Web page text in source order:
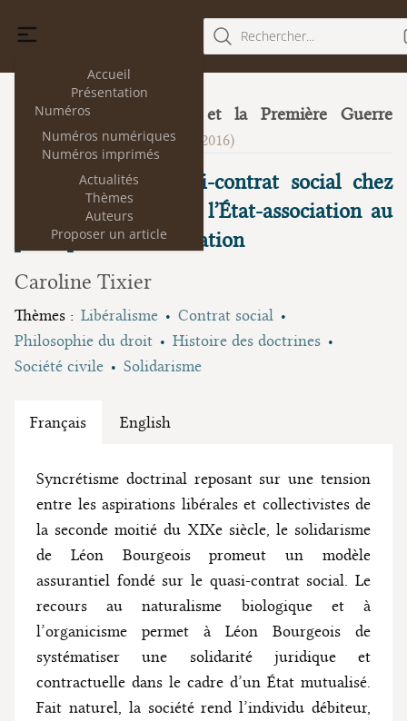
Accueil
Présentation
Numéros
Numéros numériques
Numéros imprimés
Actualités
Thèmes
Auteurs
Proposer un article
Rechercher...
15
Le droit public et la Première Guerre
mondiale (janvier 2016)
La théorie du quasi-contrat social chez
Léon Bourgeois. De l’État-association au
principe de mutualisation
Caroline Tixier
Thèmes : Libéralisme
Contrat social
Philosophie du droit
Histoire des doctrines
Société civile
Solidarisme
Français English
Syncrétisme doctrinal reposant sur une tension
entre les aspirations libérales et collectivistes de
la seconde moitié du XIXe siècle, le solidarisme
de Léon Bourgeois promeut un modèle
assurantiel fondé sur le quasi-contrat social. Le
recours au naturalisme biologique et à
l’organicisme permet à Léon Bourgeois de
systématiser une solidarité juridique et
contractuelle dans le cadre d’un État mutualisé.
Fait naturel, la société rend l’individu débiteur,